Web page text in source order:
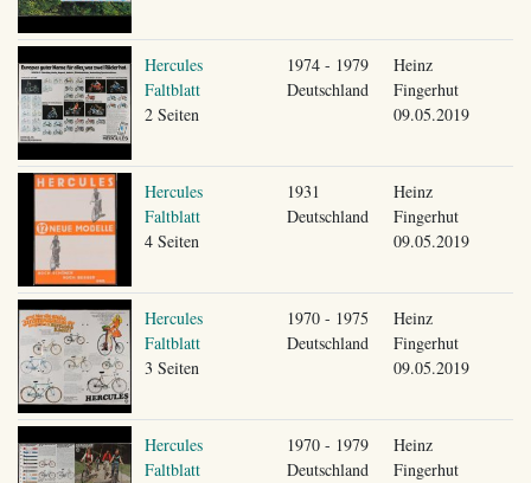
Hercules
Faltblatt
2 Seiten
1974 - 1979
Deutschland
Heinz
Fingerhut
09.05.2019
Hercules
Faltblatt
4 Seiten
1931
Deutschland
Heinz
Fingerhut
09.05.2019
Hercules
Faltblatt
3 Seiten
1970 - 1975
Deutschland
Heinz
Fingerhut
09.05.2019
Hercules
Faltblatt
1970 - 1979
Deutschland
Heinz
Fingerhut